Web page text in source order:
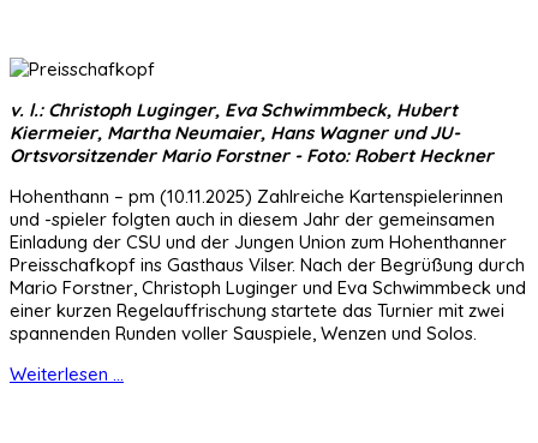
v. l.: Christoph Luginger, Eva Schwimmbeck, Hubert
Kiermeier, Martha Neumaier, Hans Wagner und JU-
Ortsvorsitzender Mario Forstner - Foto: Robert Heckner
Hohenthann – pm (10.11.2025) Zahlreiche Kartenspielerinnen
und -spieler folgten auch in diesem Jahr der gemeinsamen
Einladung der CSU und der Jungen Union zum Hohenthanner
Preisschafkopf ins Gasthaus Vilser. Nach der Begrüßung durch
Mario Forstner, Christoph Luginger und Eva Schwimmbeck und
einer kurzen Regelauffrischung startete das Turnier mit zwei
spannenden Runden voller Sauspiele, Wenzen und Solos.
Weiterlesen ...